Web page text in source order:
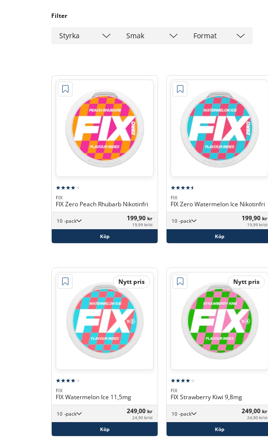
Filter
Styrka Smak Format
FIX
FIX Zero Peach Rhubarb Nikotinfri
10 -pack 199,90 kr
19,99 kr/st
Köp
FIX
FIX Zero Watermelon Ice Nikotinfri
10 -pack 199,90 kr
19,99 kr/st
Köp
Nytt pris
FIX
FIX Watermelon Ice 11,5mg
10 -pack 249,00 kr
24,90 kr/st
Köp
Nytt pris
FIX
FIX Strawberry Kiwi 9,8mg
10 -pack 249,00 kr
24,90 kr/st
Köp